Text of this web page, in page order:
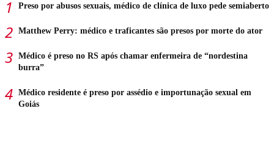
Preso por abusos sexuais, médico de clínica de luxo pede semiaberto
Matthew Perry: médico e traficantes são presos por morte do ator
Médico é preso no RS após chamar enfermeira de “nordestina
burra”
Médico residente é preso por assédio e importunação sexual em
Goiás